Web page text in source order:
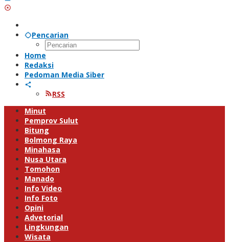
Pencarian
Home
Redaksi
Pedoman Media Siber
RSS
Minut
Pemprov Sulut
Bitung
Bolmong Raya
Minahasa
Nusa Utara
Tomohon
Manado
Info Video
Info Foto
Opini
Advetorial
Lingkungan
Wisata